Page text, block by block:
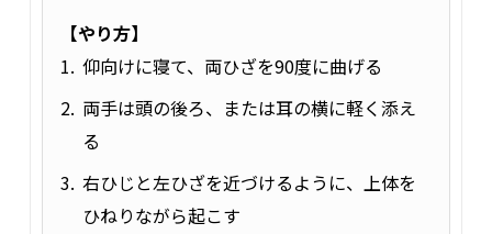
【やり方】
仰向けに寝て、両ひざを90度に曲げる
両手は頭の後ろ、または耳の横に軽く添え
る
右ひじと左ひざを近づけるように、上体を
ひねりながら起こす